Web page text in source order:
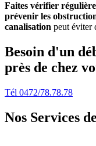
Faites vérifier
prévenir les
canalisation peut éviter
Besoin d'un
près de chez
Tél 0472/78.78.78
Nos Services